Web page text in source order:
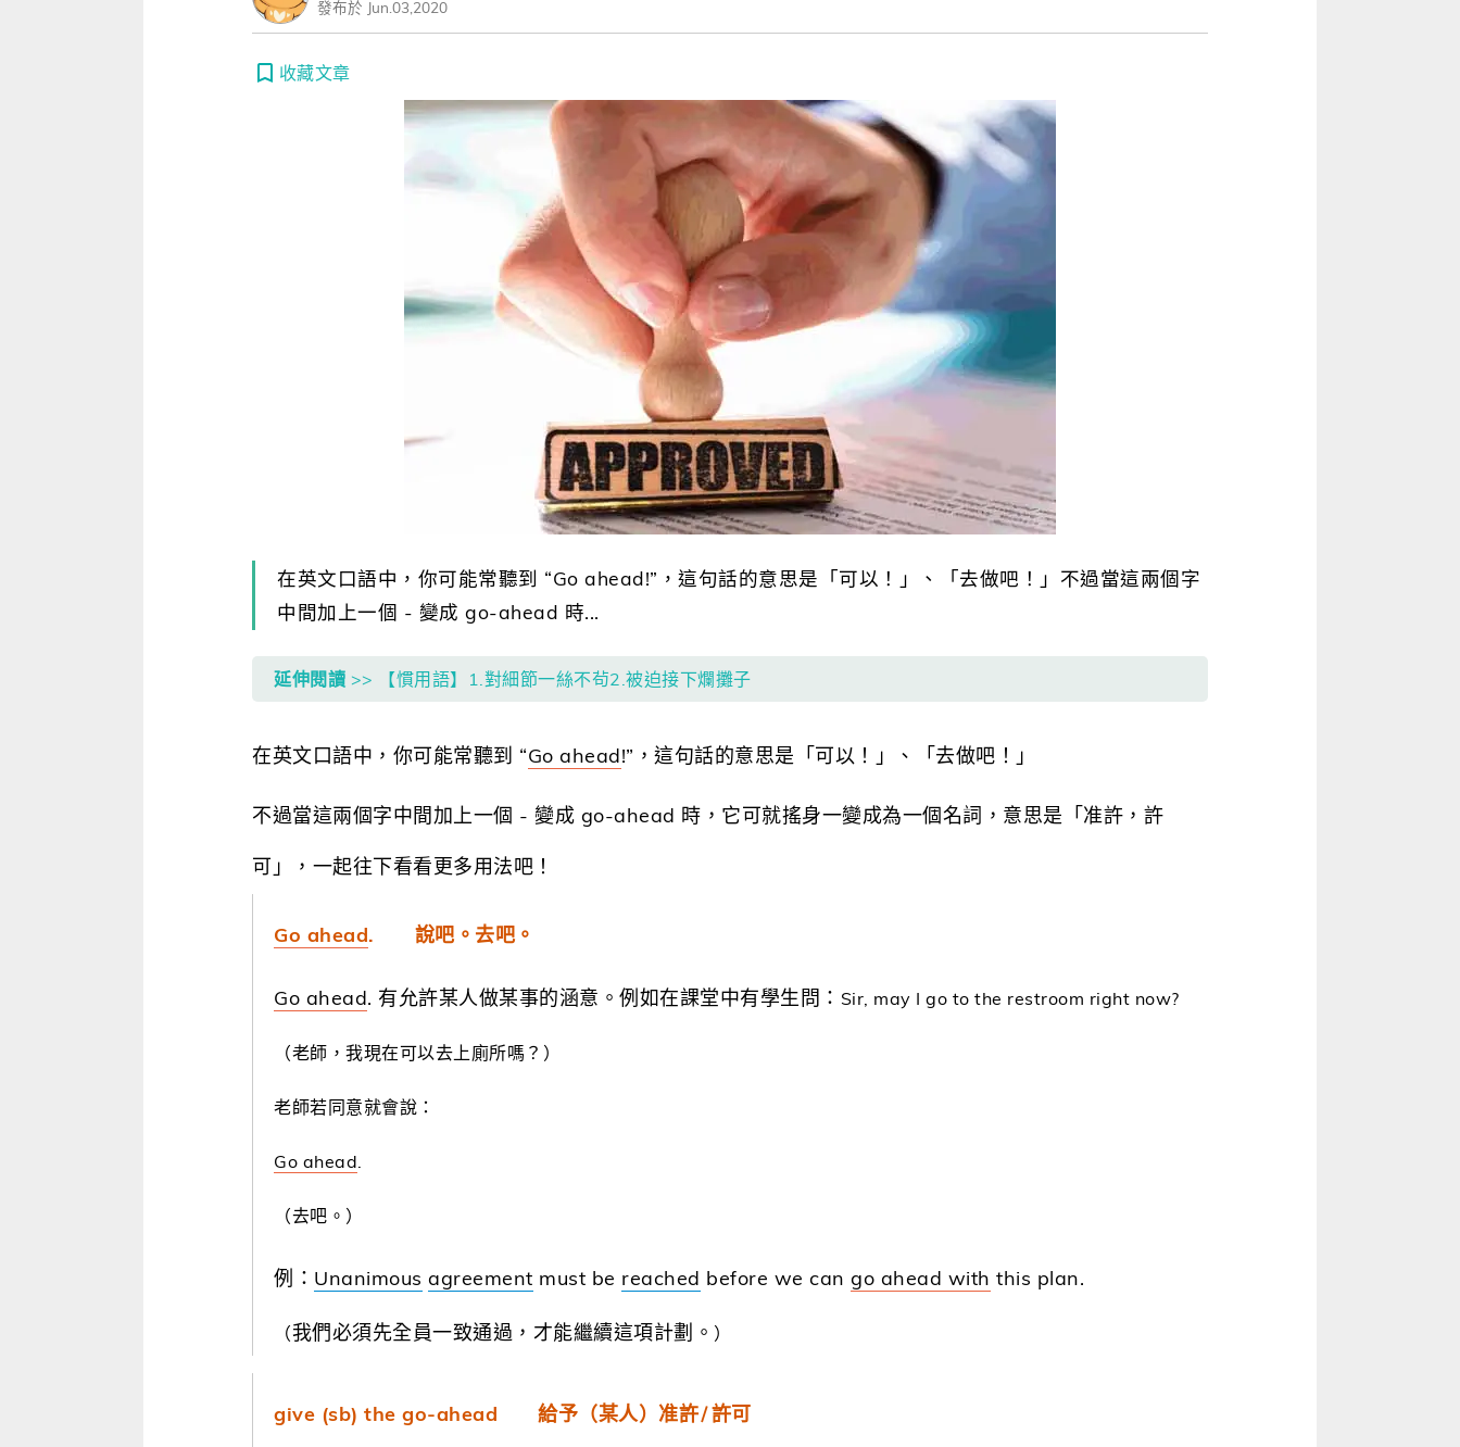
大專院校系列
中級全民英檢
中高級全民英檢
桌曆．月曆．行事曆
英語學習法
啟蒙～國小
訂閱制更新月誌
見證心得·考情分享
發布於 Jun.03,2020
收藏文章
在英文口語中，你可能常聽到 “Go ahead!”，這句話的意思是「可以！」、「去做吧！」不過當這兩個字
中間加上一個 - 變成 go-ahead 時...
延伸閱讀 >> 【慣用語】1.對細節一絲不茍2.被迫接下爛攤子
在英文口語中，你可能常聽到 “Go ahead!”，這句話的意思是「可以！」、「去做吧！」
不過當這兩個字中間加上一個 - 變成 go-ahead 時，它可就搖身一變成為一個名詞，意思是「准許，許
可」，一起往下看看更多用法吧！
Go ahead. 說吧。去吧。
Go ahead. 有允許某人做某事的涵意。例如在課堂中有學生問： Sir, may I go to the restroom right now?
（老師，我現在可以去上廁所嗎？）
老師若同意就會說：
Go ahead.
（去吧。）
例： Unanimous agreement must be reached before we can go ahead with this plan.
（我們必須先全員一致通過，才能繼續這項計劃。 ）
give (sb) the go-ahead 給予（某人）准許∕許可